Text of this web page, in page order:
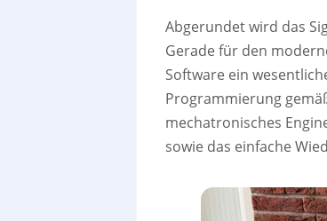
Abgerundet wird das
Gerade für den
Software ein
Programmierung
mechatronisches
sowie das einfache